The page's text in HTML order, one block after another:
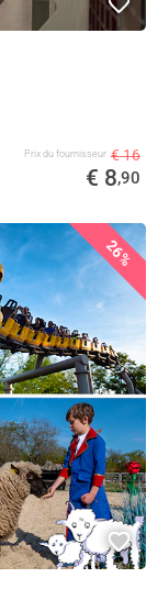
Prix ​​du fournisseur € 16
€ 8,90
26%